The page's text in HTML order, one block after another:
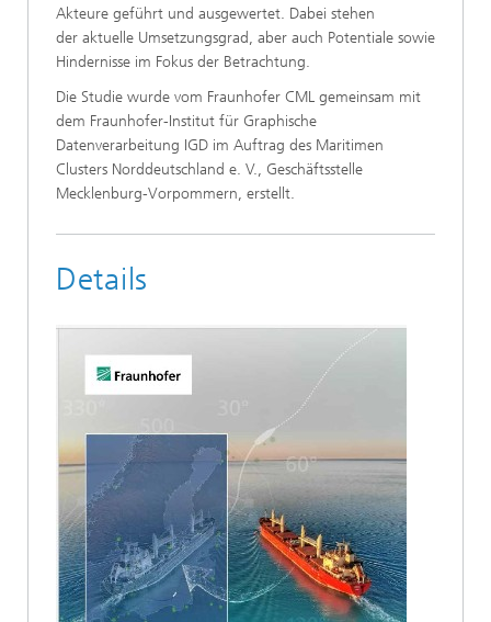
Akteure geführt und ausgewertet. Dabei stehen
der aktuelle Umsetzungsgrad, aber auch Potentiale sowie
Hindernisse im Fokus der Betrachtung.
Die Studie wurde vom Fraunhofer CML gemeinsam mit
dem Fraunhofer-Institut für Graphische
Datenverarbeitung IGD im Auftrag des Maritimen
Clusters Norddeutschland e. V., Geschäftsstelle
Mecklenburg-Vorpommern, erstellt.
Details